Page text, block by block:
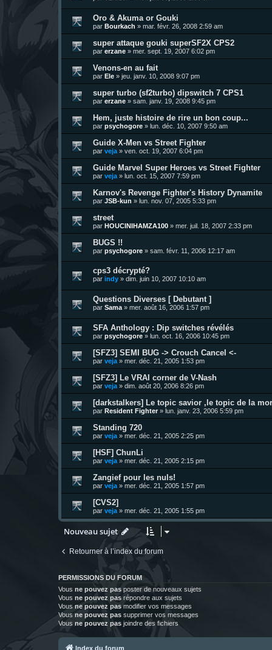
Oro & Akuma or Gouki
par Bourkach » mar. févr. 26, 2008 2:59 am
super attaque gouki superSF2X CPS2
par erzane » mer. sept. 19, 2007 6:02 pm
Venons-en au fait
par Ele » jeu. janv. 10, 2008 9:07 pm
super turbo (sf2turbo) dipswitch 7 CPS1
par erzane » sam. janv. 19, 2008 9:45 pm
Hem, juste histoire de rire un bon coup...
par psychogore » lun. déc. 10, 2007 9:50 am
Guide X-Men vs Street Fighter
par veja » ven. oct. 19, 2007 6:04 pm
Guide Marvel Super Heroes vs Street Fighter
par veja » lun. oct. 15, 2007 7:59 pm
Karnov's Revenge Fighter's History Dynamite
par JSB-kun » lun. nov. 07, 2005 5:33 pm
street
par HOUCINIHAMZA100 » mer. juil. 18, 2007 2:33 pm
BUGS !!
par psychogore » sam. févr. 11, 2006 12:17 am
cps3 décrypté?
par indy » dim. juin 10, 2007 10:10 am
Questions Diverses [ Debutant ]
par Sama » mer. août 16, 2006 1:57 pm
SFA Anthology : Dip switches révélés
par psychogore » lun. oct. 16, 2006 10:45 pm
[SFZ3] SEMI BUG -> Crouch Cancel <-
par veja » mer. déc. 21, 2005 1:53 pm
[SFZ3] Le VRAI corner de V-Nash
par veja » dim. août 20, 2006 8:26 pm
[darkstalkers] Le topic savior ,le topic de la
par Resident Fighter» lun. janv. 23, 2006 5:59 pm
Standing 720
par veja » mer. déc. 21, 2005 2:25 pm
[HSF] ChunLi
par veja » mer. déc. 21, 2005 2:15 pm
Zangief pour les nuls!
par veja » mer. déc. 21, 2005 1:57 pm
[CVS2]
par veja » mer. déc. 21, 2005 1:55 pm
Nouveau sujet
Retourner à l’index du forum
PERMISSIONS DU FORUM
Vous ne pouvez pas poster de nouveaux sujets
Vous ne pouvez pas répondre aux sujets
Vousne pouvez pasmodifier vos messages
Vous ne pouvez pas supprimer vos messages
Vous ne pouvez pas joindre des fichiers
Index du forum